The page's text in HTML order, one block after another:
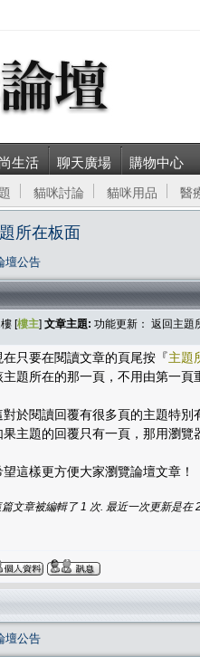
生活 聊天廣場 購物中心
貓咪討論 貓咪用品 醫
所在板面
壇公告
[樓主] 文章主題: 功能更新： 返回主題
在只要在閱讀文章的頁尾按『主題
主題所在的那一頁，不用由第一頁
對於閱讀回覆有很多頁的主題特
果主題的回覆只有一頁，那用瀏覽
望這樣更方便大家瀏覽論壇文章！
篇文章被編輯了 1 次. 最近一次更新是在
壇公告